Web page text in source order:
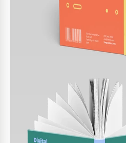
Hay una sección para
reservados para la información
código de barras y elementos
pulgadas y 6x9 ya están
opciones de lomo para
medianas y de varias páginas
plantillas de libros
requerimientos y necesidades